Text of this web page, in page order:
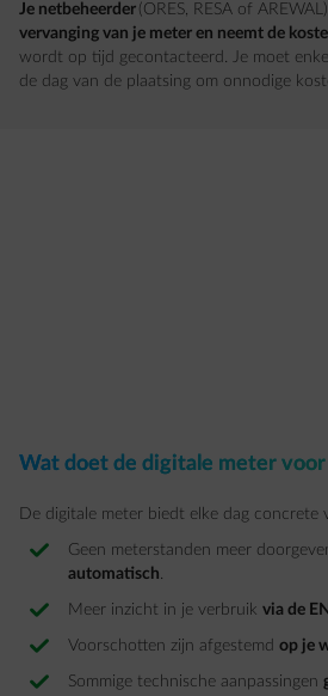
Je netbeheerder (ORES, RESA of AREWAL)
vervanging van je meter en neemt de
wordt op tijd gecontacteerd. Je moet
de dag van de plaatsing om onnodige
Wat doet de digitale meter voor
De digitale meter biedt elke dag concrete
Geen meterstanden meer
automatisch.
Meer inzicht in je verbruik via de
Voorschotten zijn afgestemd op je
Sommige technische aanpassingen